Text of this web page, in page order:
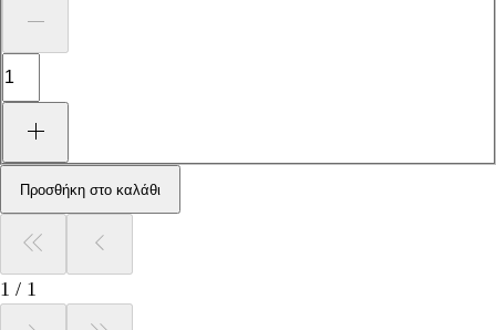
Προσθήκη στο καλάθι
1 / 1